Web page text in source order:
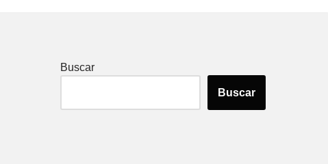
Buscar
Buscar